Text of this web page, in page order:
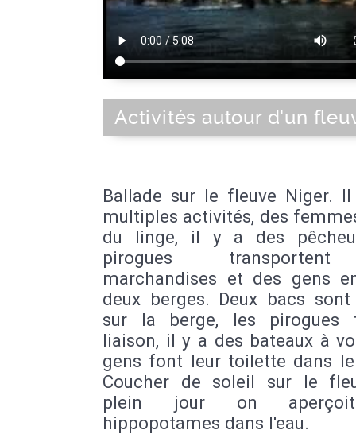
Activités autour d'un
Ballade sur le fleuve Niger.
multiples activités, des
du linge, il y a des
pirogues
marchandises et des gens
deux berges. Deux bacs
sur la berge, les pirogues
liaison, il y a des bateaux à
gens font leur toilette dans
Coucher de soleil sur le
plein jour on
hippopotames dans l'eau.